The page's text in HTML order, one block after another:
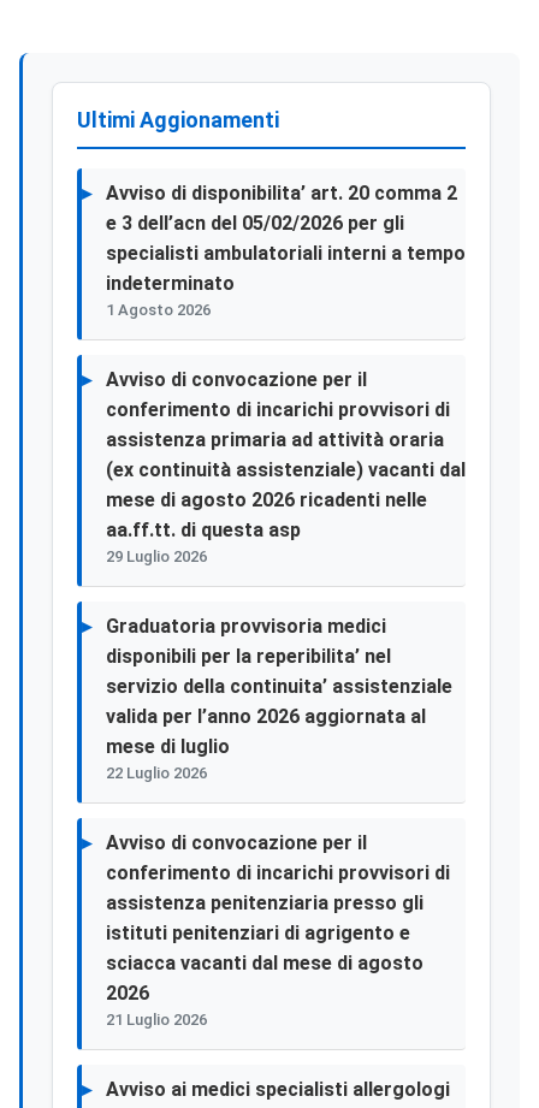
Ultimi Aggionamenti
Avviso di disponibilita’ art. 20 comma 2
e 3 dell’acn del 05/02/2026 per gli
specialisti ambulatoriali interni a tempo
indeterminato
1 Agosto 2026
Avviso di convocazione per il
conferimento di incarichi provvisori di
assistenza primaria ad attività oraria
(ex continuità assistenziale) vacanti dal
mese di agosto 2026 ricadenti nelle
aa.ff.tt. di questa asp
29 Luglio 2026
Graduatoria provvisoria medici
disponibili per la reperibilita’ nel
servizio della continuita’ assistenziale
valida per l’anno 2026 aggiornata al
mese di luglio
22 Luglio 2026
Avviso di convocazione per il
conferimento di incarichi provvisori di
assistenza penitenziaria presso gli
istituti penitenziari di agrigento e
sciacca vacanti dal mese di agosto
2026
21 Luglio 2026
Avviso ai medici specialisti allergologi